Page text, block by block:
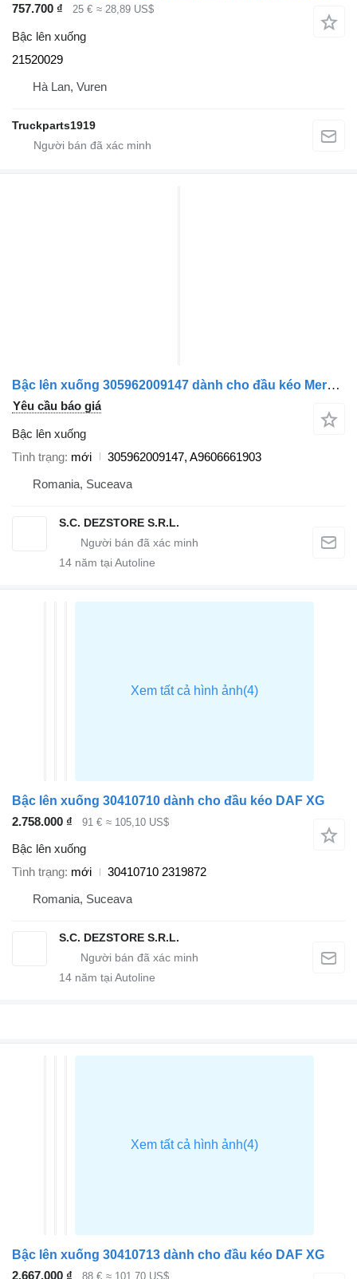
757.700 ₫ 25 € ≈ 28,89 US$
Bậc lên xuống
21520029
Hà Lan, Vuren
Truckparts1919
Bậc lên xuống 305962009147 dành cho đầu kéo Mercedes-Benz ACTROS MP4
Yêu cầu báo giá
Bậc lên xuống
Tình trạng mới
305962009147, A9606661903
Romania, Suceava
S.C. DEZSTORE S.R.L.
14 năm tại Autoline
Bậc lên xuống 30410710 dành cho đầu kéo DAF XG
2.758.000 ₫
91 € ≈ 105,10 US$
Bậc lên xuống
Tình trạng mới
30410710 2319872
Romania, Suceava
S.C. DEZSTORE S.R.L.
14 năm tại Autoline
Bậc lên xuống 30410713 dành cho đầu kéo DAF XG
2.667.000 ₫
88 € ≈ 101,70 US$